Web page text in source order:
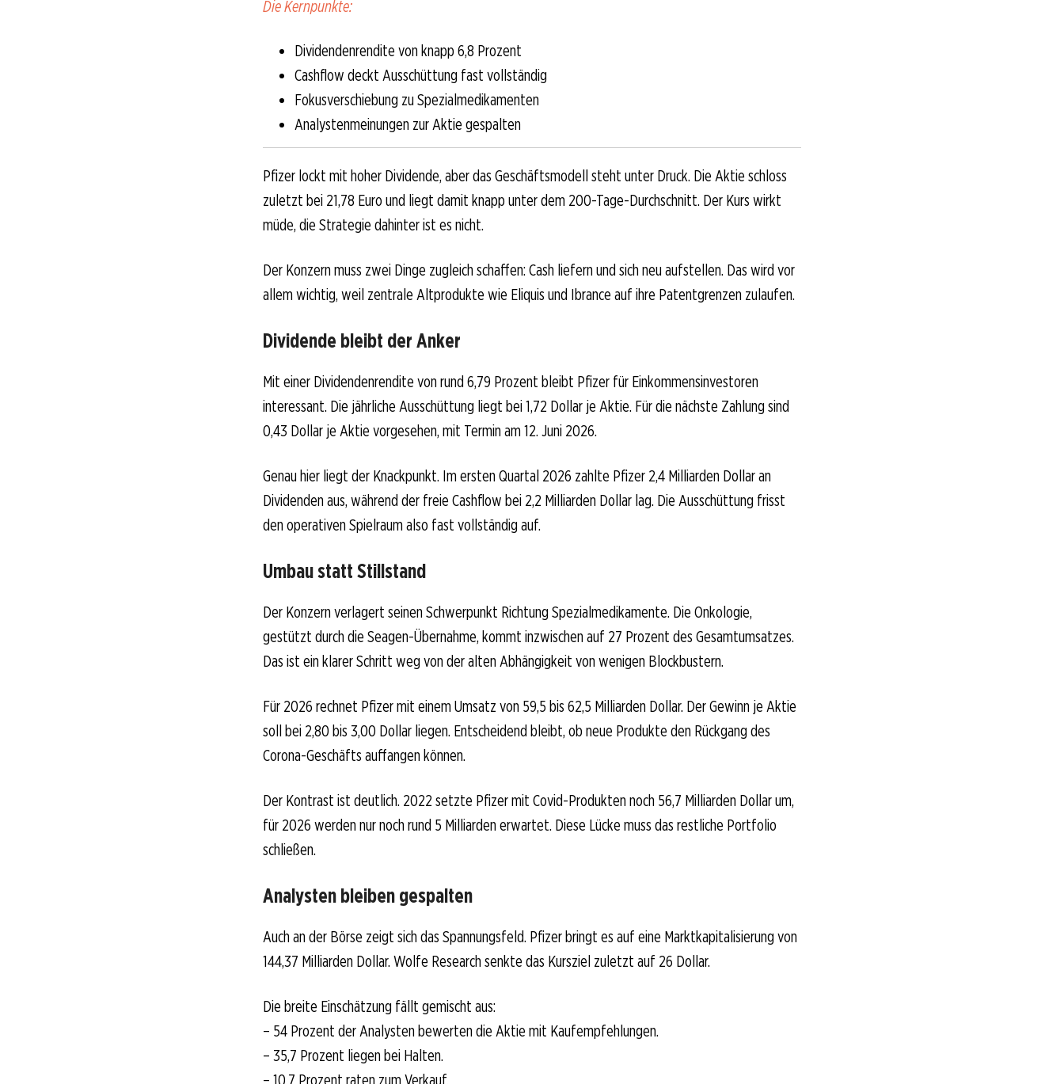
Die Kernpunkte:
Dividendenrendite von knapp 6,8 Prozent
Cashflow deckt Ausschüttung fast vollständig
Fokusverschiebung zu Spezialmedikamenten
Analystenmeinungen zur Aktie gespalten
Pfizer lockt mit hoher Dividende, aber das Geschäftsmodell steht unter Druck. Die Aktie schloss
zuletzt bei 21,78 Euro und liegt damit knapp unter dem 200-Tage-Durchschnitt. Der Kurs wirkt
müde, die Strategie dahinter ist es nicht.
Der Konzern muss zwei Dinge zugleich schaffen: Cash liefern und sich neu aufstellen. Das wird vor
allem wichtig, weil zentrale Altprodukte wie Eliquis und Ibrance auf ihre Patentgrenzen zulaufen.
Dividende bleibt der Anker
Mit einer Dividendenrendite von rund 6,79 Prozent bleibt Pfizer für Einkommensinvestoren
interessant. Die jährliche Ausschüttung liegt bei 1,72 Dollar je Aktie. Für die nächste Zahlung sind
0,43 Dollar je Aktie vorgesehen, mit Termin am 12. Juni 2026.
Genau hier liegt der Knackpunkt. Im ersten Quartal 2026 zahlte Pfizer 2,4 Milliarden Dollar an
Dividenden aus, während der freie Cashflow bei 2,2 Milliarden Dollar lag. Die Ausschüttung frisst
den operativen Spielraum also fast vollständig auf.
Umbau statt Stillstand
Der Konzern verlagert seinen Schwerpunkt Richtung Spezialmedikamente. Die Onkologie,
gestützt durch die Seagen-Übernahme, kommt inzwischen auf 27 Prozent des Gesamtumsatzes.
Das ist ein klarer Schritt weg von der alten Abhängigkeit von wenigen Blockbustern.
Für 2026 rechnet Pfizer mit einem Umsatz von 59,5 bis 62,5 Milliarden Dollar. Der Gewinn je Aktie
soll bei 2,80 bis 3,00 Dollar liegen. Entscheidend bleibt, ob neue Produkte den Rückgang des
Corona-Geschäfts auffangen können.
Der Kontrast ist deutlich. 2022 setzte Pfizer mit Covid-Produkten noch 56,7 Milliarden Dollar um,
für 2026 werden nur noch rund 5 Milliarden erwartet. Diese Lücke muss das restliche Portfolio
schließen.
Analysten bleiben gespalten
Auch an der Börse zeigt sich das Spannungsfeld. Pfizer bringt es auf eine Marktkapitalisierung von
144,37 Milliarden Dollar. Wolfe Research senkte das Kursziel zuletzt auf 26 Dollar.
Die breite Einschätzung fällt gemischt aus:
– 54 Prozent der Analysten bewerten die Aktie mit Kaufempfehlungen.
– 35,7 Prozent liegen bei Halten.